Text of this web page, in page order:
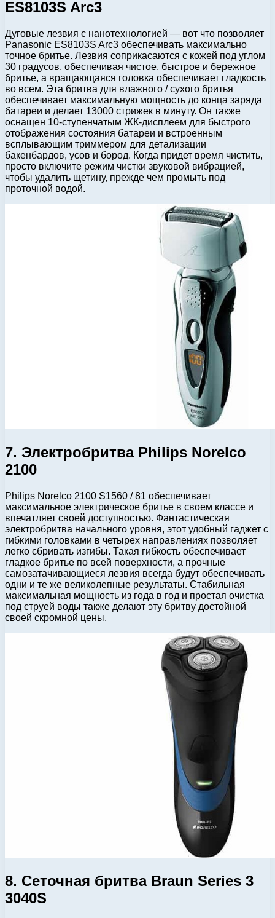
ES8103S Arc3
Дуговые лезвия с нанотехнологией — вот что позволяет
Panasonic ES8103S Arc3 обеспечивать максимально
точное бритье. Лезвия соприкасаются с кожей под углом
30 градусов, обеспечивая чистое, быстрое и бережное
бритье, а вращающаяся головка обеспечивает гладкость
во всем. Эта бритва для влажного / сухого бритья
обеспечивает максимальную мощность до конца заряда
батареи и делает 13000 стрижек в минуту. Он также
оснащен 10-ступенчатым ЖК-дисплеем для быстрого
отображения состояния батареи и встроенным
всплывающим триммером для детализации
бакенбардов, усов и бород. Когда придет время чистить,
просто включите режим чистки звуковой вибрацией,
чтобы удалить щетину, прежде чем промыть под
проточной водой.
7. Электробритва Philips Norelco
2100
Philips Norelco 2100 S1560 / 81 обеспечивает
максимальное электрическое бритье в своем классе и
впечатляет своей доступностью. Фантастическая
электробритва начального уровня, этот удобный гаджет с
гибкими головками в четырех направлениях позволяет
легко сбривать изгибы. Такая гибкость обеспечивает
гладкое бритье по всей поверхности, а прочные
самозатачивающиеся лезвия всегда будут обеспечивать
одни и те же великолепные результаты. Стабильная
максимальная мощность из года в год и простая очистка
под струей воды также делают эту бритву достойной
своей скромной цены.
8. Сеточная бритва Braun Series 3
3040S